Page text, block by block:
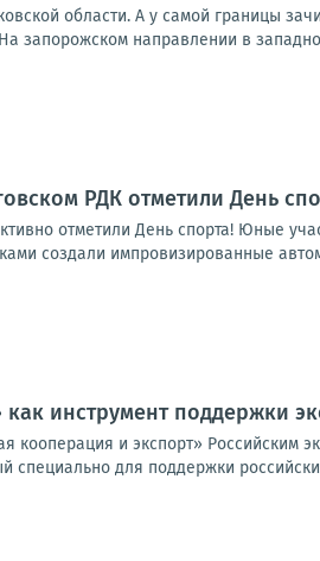
области. А у самой границы
запорожском направлении в
РДК отметили День
отметили День спорта! Юные
создали импровизированные
инструмент поддержки
кооперация и экспорт»
специально для поддержки